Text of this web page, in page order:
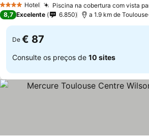
4 EstrelasHotel Piscina na cobertura com vista
8,7 Excelente 6.850 a 1.9 km de
De € 87
Consulte os preços de 10 sites